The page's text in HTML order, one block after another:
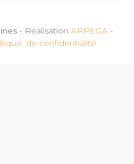
- Réalisation ARPEGA -
de confidentialité